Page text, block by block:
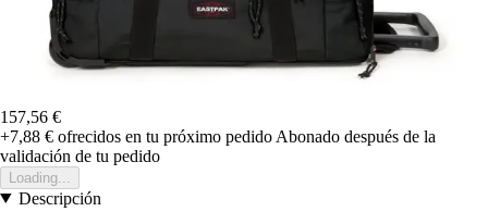
157,56 €
+7,88 € ofrecidos en tu próximo pedido Abonado después de la
validación de tu pedido
Loading...
Descripción